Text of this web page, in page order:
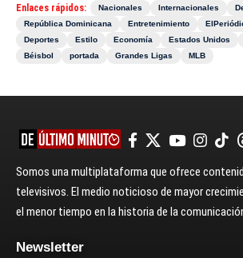
Enlaces rápidos: Nacionales Internacionales
República Dominicana
Entretenimiento
Deportes
Estilo Economía Estados Unidos
Béisbol
portada Grandes Ligas MLB
Somos una multiplataforma que ofrece
televisivos. El medio noticioso de mayor
el menor tiempo en la historia de la
Newsletter